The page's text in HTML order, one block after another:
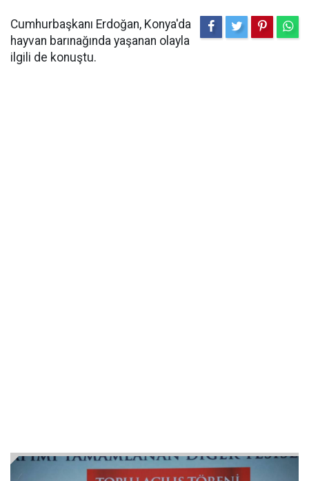
Cumhurbaşkanı Erdoğan, Konya'da
hayvan barınağında yaşanan olayla
ilgili de konuştu.